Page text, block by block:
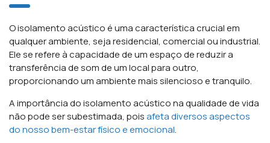
O isolamento acústico é uma característica crucial em
qualquer ambiente, seja residencial, comercial ou industrial.
Ele se refere à capacidade de um espaço de reduzir a
transferência de som de um local para outro,
proporcionando um ambiente mais silencioso e tranquilo.
A importância do isolamento acústico na qualidade de vida
não pode ser subestimada, poisafeta diversos aspectos
do nosso bem-estar físico e emocional.